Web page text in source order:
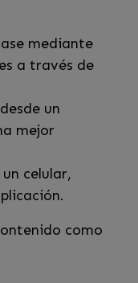
mediante
a través de
un
mejor
celular,
como